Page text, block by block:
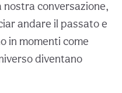
conversazione,
andare il passato e
in momenti come
diventano